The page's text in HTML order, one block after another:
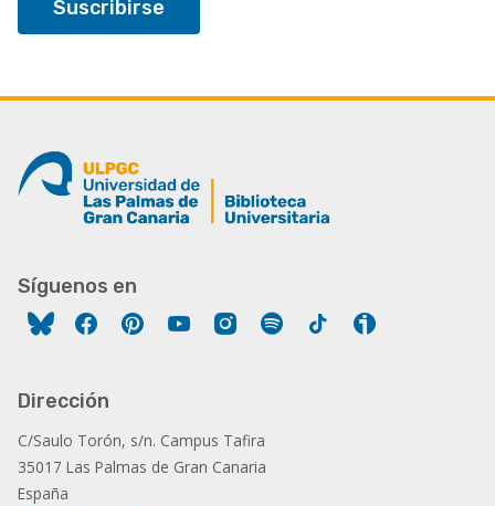
Síguenos en
FacebookPinterestYouTubeInstagram
Spotify Tiktok
Dirección
C/Saulo Torón, s/n. Campus Tafira
35017 Las Palmas de Gran Canaria
España